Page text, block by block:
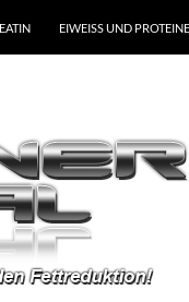
EIWEISS UND PROTEINE